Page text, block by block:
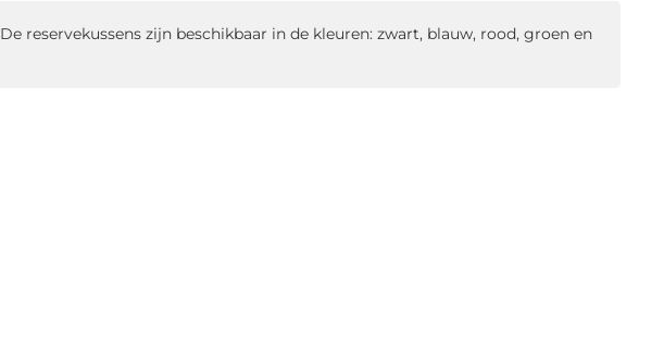
reservekussens zijn beschikbaar in de kleuren: zwart, blauw, rood, groen en